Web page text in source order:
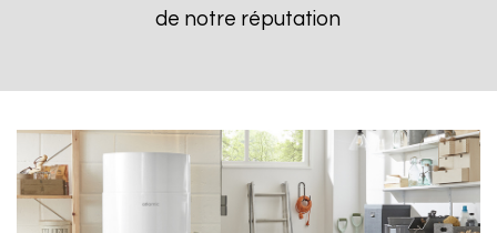
de notre réputation